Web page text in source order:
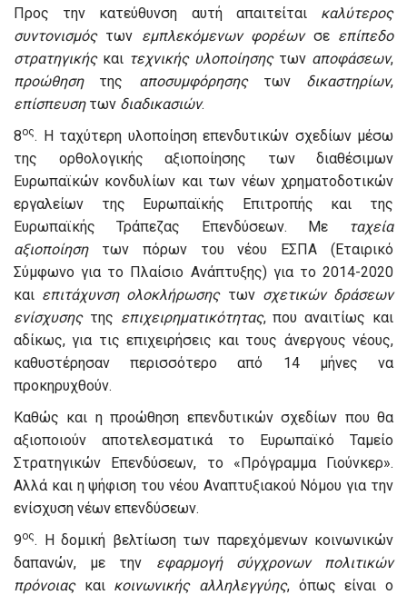
Προς την κατεύθυνση αυτή απαιτείται καλύτερος
συντονισμόςτων εμπλεκόμενων φορέωνσε επίπεδο
στρατηγικήςκαι τεχνικής υλοποίησηςτων αποφάσεων,
προώθησητης αποσυμφόρησηςτων δικαστηρίων,
επίσπευσητων διαδικασιών.
8ος. Η ταχύτερη υλοποίηση επενδυτικών σχεδίων μέσω
της ορθολογικής αξιοποίησης των διαθέσιμων
Ευρωπαϊκών κονδυλίων και των νέων χρηματοδοτικών
εργαλείων της Ευρωπαϊκής Επιτροπής και της
Ευρωπαϊκής Τράπεζας Επενδύσεων. Με
ταχεία
αξιοποίησητων πόρων του νέου ΕΣΠΑ (Εταιρικό
Σύμφωνο για το Πλαίσιο Ανάπτυξης) για το 2014-2020
και επιτάχυνση ολοκλήρωσηςτων σχετικών δράσεων
ενίσχυσηςτης επιχειρηματικότητας, που αναιτίως και
αδίκως, για τις επιχειρήσεις και τους άνεργους νέους,
καθυστέρησαν περισσότερο από 14 μήνες να
προκηρυχθούν.
Καθώς και η προώθηση επενδυτικών σχεδίων που θα
αξιοποιούν αποτελεσματικά το Ευρωπαϊκό Ταμείο
Στρατηγικών Επενδύσεων, το «Πρόγραμμα Γιούνκερ».
Αλλά και η ψήφιση του νέου Αναπτυξιακού Νόμου για την
ενίσχυση νέων επενδύσεων.
9ος. Η δομική βελτίωση των παρεχόμενων κοινωνικών
δαπανών, με την εφαρμογή σύγχρονων
πολιτικών
πρόνοιαςκαι κοινωνικής αλληλεγγύης, όπως είναι ο